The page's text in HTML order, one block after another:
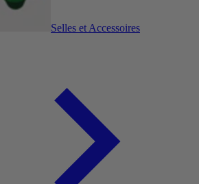
Selles et Accessoires